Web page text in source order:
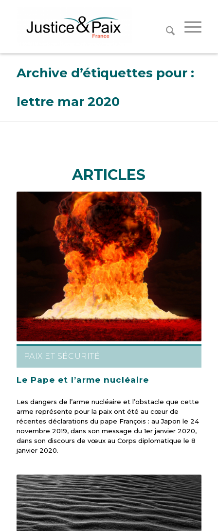
Archive d’étiquettes pour :
lettre mar 2020
ARTICLES
PAIX ET SÉCURITÉ
Le Pape et l’arme nucléaire
Les dangers de l’arme nucléaire et l’obstacle que cette
arme représente pour la paix ont été au cœur de
récentes déclarations du pape François : au Japon le 24
novembre 2019, dans son message du 1er janvier 2020,
dans son discours de vœux au Corps diplomatique le 8
janvier 2020.